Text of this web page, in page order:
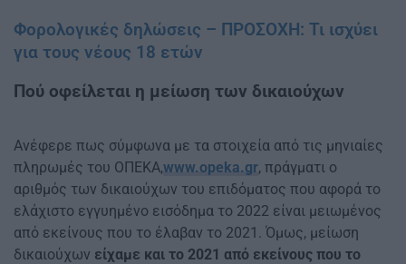
Φορολογικές δηλώσεις – ΠΡΟΣΟΧΗ: Τι ισχύει
για τους νέους 18 ετών
Πού οφείλεται η μείωση των δικαιούχων
Ανέφερε πως σύμφωνα με τα στοιχεία από τις μηνιαίες
πληρωμές του ΟΠΕΚΑ,www.opeka.gr, πράγματι ο
αριθμός των δικαιούχων του επιδόματος που αφορά το
ελάχιστο εγγυημένο εισόδημα το 2022 είναι μειωμένος
από εκείνους που το έλαβαν το 2021. Όμως, μείωση
δικαιούχων είχαμε και το 2021 από εκείνους που το